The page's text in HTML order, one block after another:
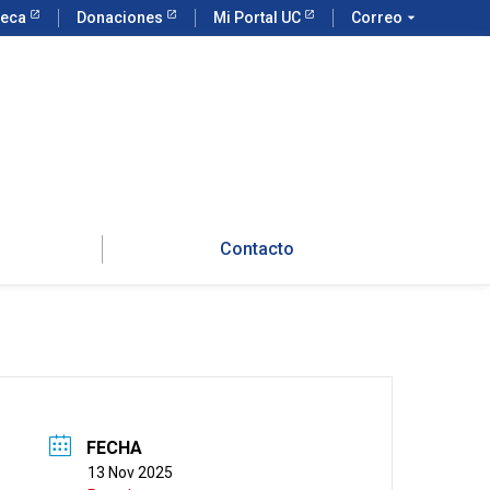
Donaciones Mi Portal UC Correo arrow_drop_down
Contacto
FECHA
13 Nov 2025